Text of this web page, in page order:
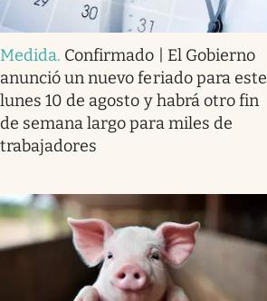
Medida. Confirmado | El Gobierno
anunció un nuevo feriado para este
lunes 10 de agosto y habrá otro fin
de semana largo para miles de
trabajadores